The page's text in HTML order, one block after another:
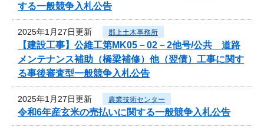
する一般競争入札公告
2025年1月27日更新 郡上土木事務所
【建設工事】公維工第MK05－02－2他号/公共 道路
メンテナンス補助（橋梁補修）他（翌債）工事に関す
る事後審査型一般競争入札公告
2025年1月27日更新 農業技術センター
令和6年産玄米の売払いに関する一般競争入札公告